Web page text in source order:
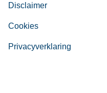
Disclaimer
Cookies
Privacyverklaring